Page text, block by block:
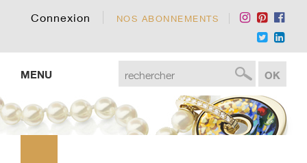
Connexion NOS ABONNEMENTS
MENU